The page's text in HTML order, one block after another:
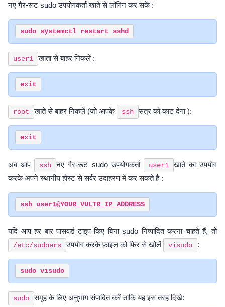
नए गैर-रूट sudo उपयोगकर्ता खाते से लॉगिन कर सकें :
user1 खाता से बाहर निकलें :
root खाते से बाहर निकलें (जो आपके ssh सत्र को काट देगा ):
अब आप ssh नए गैर-रूट sudo उपयोगकर्ता user1
खाते का उपयोग
करके अपने स्थानीय होस्ट से सर्वर उदाहरण में कर सकते हैं :
यदि आप हर बार पासवर्ड टाइप किए बिना sudo निष्पादित करना चाहते हैं, तो
/etc/sudoers उपयोग करके फ़ाइल को फिर से खोलें visudo :
sudo समूह के लिए अनुभाग संपादित करें ताकि यह इस तरह दिखे: